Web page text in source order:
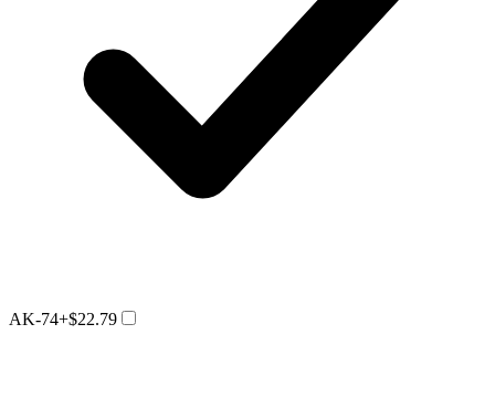
AK-74+$22.79